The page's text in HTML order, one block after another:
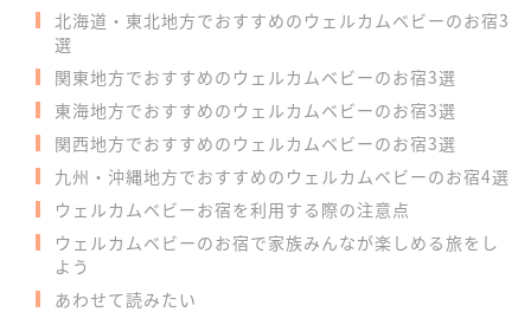
北海道・東北地方でおすすめのウェルカムベビーのお宿3
選
関東地方でおすすめのウェルカムベビーのお宿3選
東海地方でおすすめのウェルカムベビーのお宿3選
関西地方でおすすめのウェルカムベビーのお宿3選
九州・沖縄地方でおすすめのウェルカムベビーのお宿4選
ウェルカムベビーお宿を利用する際の注意点
ウェルカムベビーのお宿で家族みんなが楽しめる旅をし
よう
あわせて読みたい